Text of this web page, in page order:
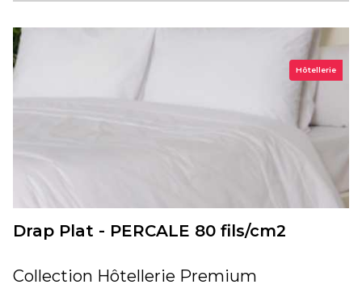
Hôtellerie
Drap Plat - PERCALE 80 fils/cm2
Collection Hôtellerie Premium